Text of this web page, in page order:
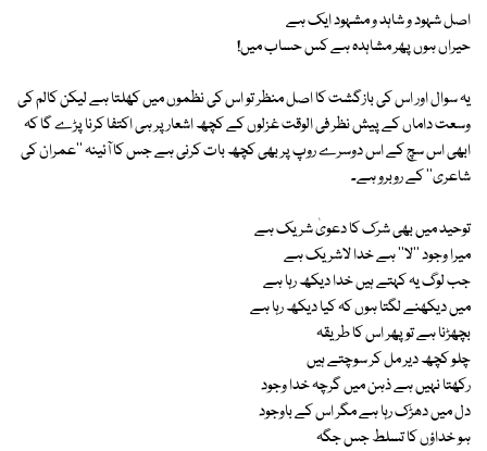
اصل شہود و شاہد و مشہود ایک ہے
حیراں ہوں پھر مشاہدہ ہے کس حساب میں!
یہ سوال اور اس کی بازگشت کا اصل منظر تو اس کی نظموں میں کھلتا ہے لیکن کالم کی
وسعت داماں کے پیش نظر فی الوقت غزلوں کے کچھ اشعار پر ہی اکتفا کرنا پڑے گا کہ
ابھی اس سچ کے اس دوسرے روپ پر بھی کچھ بات کرنی ہے جس کا آئینہ ''عمران کی
شاعری'' کے روبرو ہے۔
توحید میں بھی شرک کا دعویٰ شریک ہے
میرا وجود ''لا'' ہے خدا لاشریک ہے
جب لوگ یہ کہتے ہیں خدا دیکھ رہا ہے
میں دیکھنے لگتا ہوں کہ کیا دیکھ رہا ہے
بچھڑنا ہے تو پھر اس کا طریقہ
چلو کچھ دیر مل کر سوچتے ہیں
رکھتا نہیں ہے ذہن میں گرچہ خدا وجود
دل میں دھڑک رہا ہے مگر اس کے باوجود
ہو خداؤں کا تسلط جس جگہ